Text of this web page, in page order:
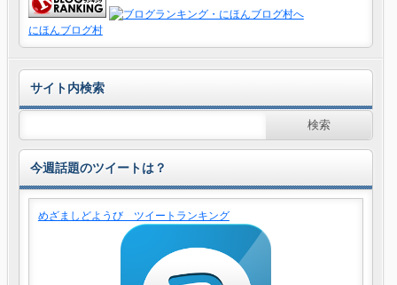
にほんブログ村
サイト内検索
今週話題のツイートは？
めざましどようび ツイートランキング